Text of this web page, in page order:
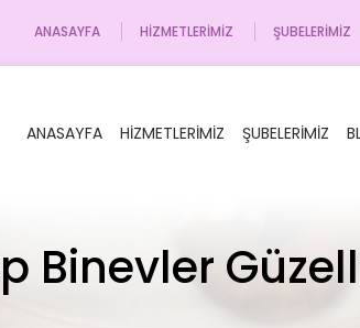
ANASAYFA HIZMETLERIMIZ ŞUBELERIMIZ
ANASAYFA HIZMETLERIMIZ ŞUBELERIMIZ
Binevler